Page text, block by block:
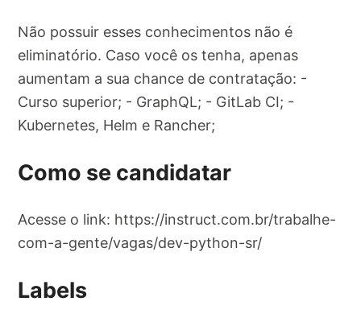
Não possuir esses conhecimentos não é
eliminatório. Caso você os tenha, apenas
aumentam a sua chance de contratação: -
Curso superior; - GraphQL; - GitLab CI; -
Kubernetes, Helm e Rancher;
Como se candidatar
Acesse o link: https://instruct.com.br/trabalhe-
com-a-gente/vagas/dev-python-sr/
Labels